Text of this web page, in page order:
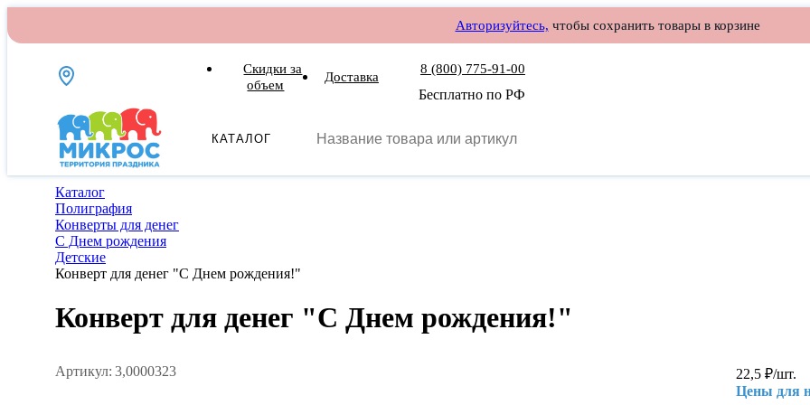
Авторизуйтесь, чтобы сохранить товары в корзине
Скидки за
объем
Доставка
8 (800) 775-91-00
Бесплатно по РФ
КАТАЛОГ
Каталог
Полиграфия
Конверты для денег
С Днем рождения
Детские
Конверт для денег "С Днем рождения!"
Конверт для денег "С Днем рождения!"
Артикул: 3,0000323 22,5₽/шт.
Цены для